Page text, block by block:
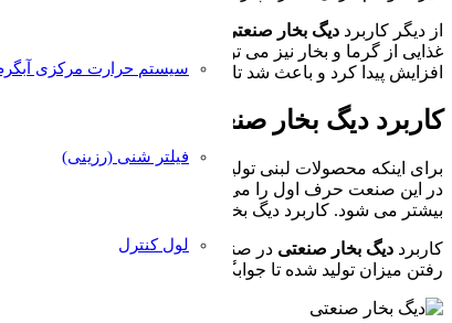
سیستم حرارت مرکزی
فیلتر شنی (رزینی)
لول کنترل
از دیگر کاربرد دیگ بخار صنعتی
در صنایع غذایی گرمایش
غذایی از گرما و بخار نیز می توان بهره برد. کاربرد
دیگ بخار
افزایش پیدا کرد و باعث شد تا بهره وری از این صنعت بیشتر
کاربرد دیگ بخار صنعتی در صنایع لبنی
برای اینکه محصولات لبنی تولید شوند باید شیر را گرم و
در این صنعت حرف اول را می زند زمانی که شیر را به نقطه
بیشتر می شود. کاربرد دیگ بخار صنعتی در صنایع غذایی به
کاربرد دیگ بخار صنعتی در صنایع غذایی مثل لبنیات باعث
رفتن میزان تولید شده تا جوابگوی نیازهای غذایی همه مردم